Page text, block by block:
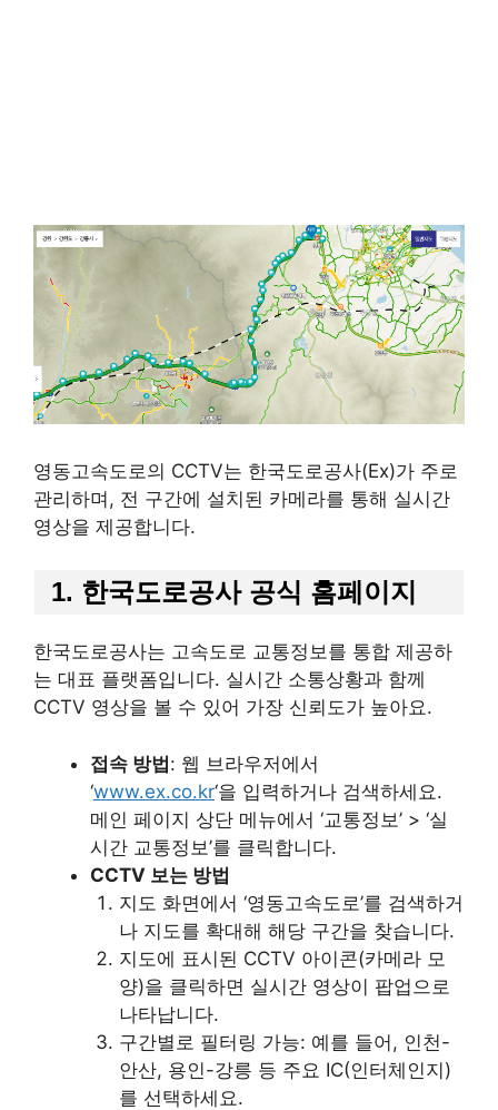
영동고속도로의 CCTV는 한국도로공사(Ex)가 주로
관리하며, 전 구간에 설치된 카메라를 통해 실시간
영상을 제공합니다.
1. 한국도로공사 공식 홈페이지
한국도로공사는 고속도로 교통정보를 통합 제공하
는 대표 플랫폼입니다. 실시간 소통상황과 함께
CCTV 영상을 볼 수 있어 가장 신뢰도가 높아요.
접속 방법: 웹 브라우저에서
‘www.ex.co.kr‘을 입력하거나 검색하세요.
메인 페이지 상단 메뉴에서 ‘교통정보’ > ‘실
시간 교통정보’를 클릭합니다.
CCTV 보는 방법
지도 화면에서 ‘영동고속도로’를 검색하거
나 지도를 확대해 해당 구간을 찾습니다.
지도에 표시된 CCTV 아이콘(카메라 모
양)을 클릭하면 실시간 영상이 팝업으로
나타납니다.
구간별로 필터링 가능: 예를 들어, 인천-
안산, 용인-강릉 등 주요 IC(인터체인지)
를 선택하세요.